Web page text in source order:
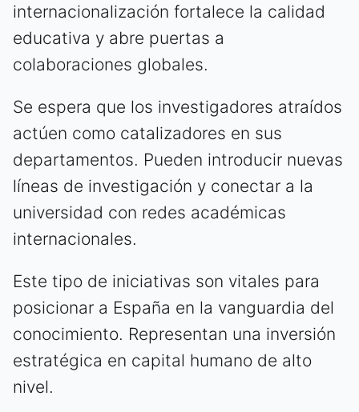
internacionalización fortalece la calidad
educativa y abre puertas a
colaboraciones globales.
Se espera que los investigadores atraídos
actúen como catalizadores en sus
departamentos. Pueden introducir nuevas
líneas de investigación y conectar a la
universidad con redes académicas
internacionales.
Este tipo de iniciativas son vitales para
posicionar a España en la vanguardia del
conocimiento. Representan una inversión
estratégica en capital humano de alto
nivel.